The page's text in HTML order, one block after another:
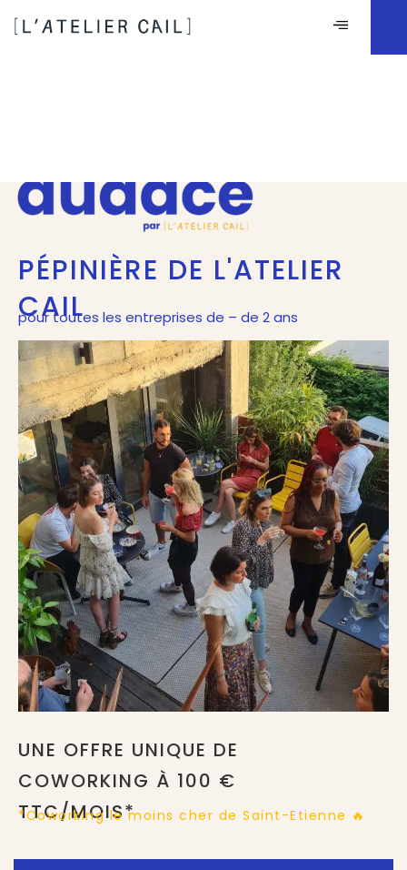
PÉPINIÈRE DE L'ATELIER
CAIL
pour toutes les entreprises de – de 2 ans
UNE OFFRE UNIQUE DE
COWORKING À 100 €
TTC/MOIS*
*Coworking le moins cher de Saint-Etienne 🔥